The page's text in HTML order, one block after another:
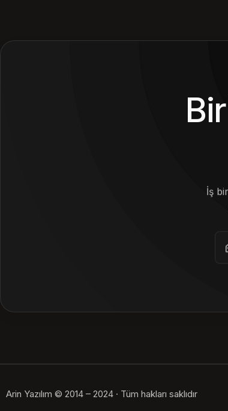
İş
Arin Yazılım © 2014 – 2024 · Tüm hakları saklıdır